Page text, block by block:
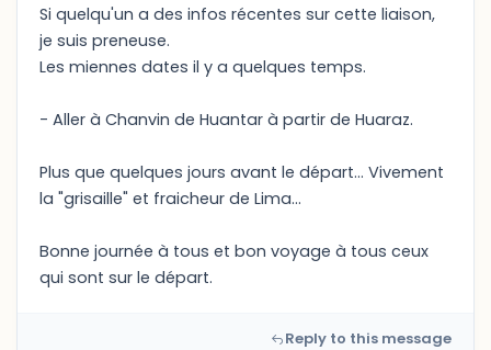
Si quelqu'un a des infos récentes sur cette liaison,
je suis preneuse.
Les miennes dates il y a quelques temps.
- Aller à Chanvin de Huantar à partir de Huaraz.
Plus que quelques jours avant le départ... Vivement
la "grisaille" et fraicheur de Lima...
Bonne journée à tous et bon voyage à tous ceux
qui sont sur le départ.
Reply to this message